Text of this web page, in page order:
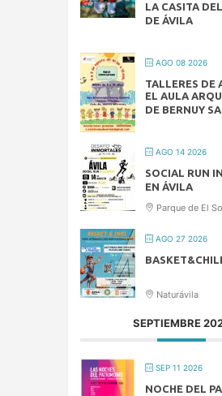
LA CASITA
DE ÁVILA
AGO 08 2026
TALLERES DE
EL AULA
DE BERNUY
AGO 14 2026
SOCIAL RUN
EN ÁVILA
Parque de El
AGO 27 2026
Naturávila
SEPTIEMBRE
SEP 11 2026
NOCHE DEL